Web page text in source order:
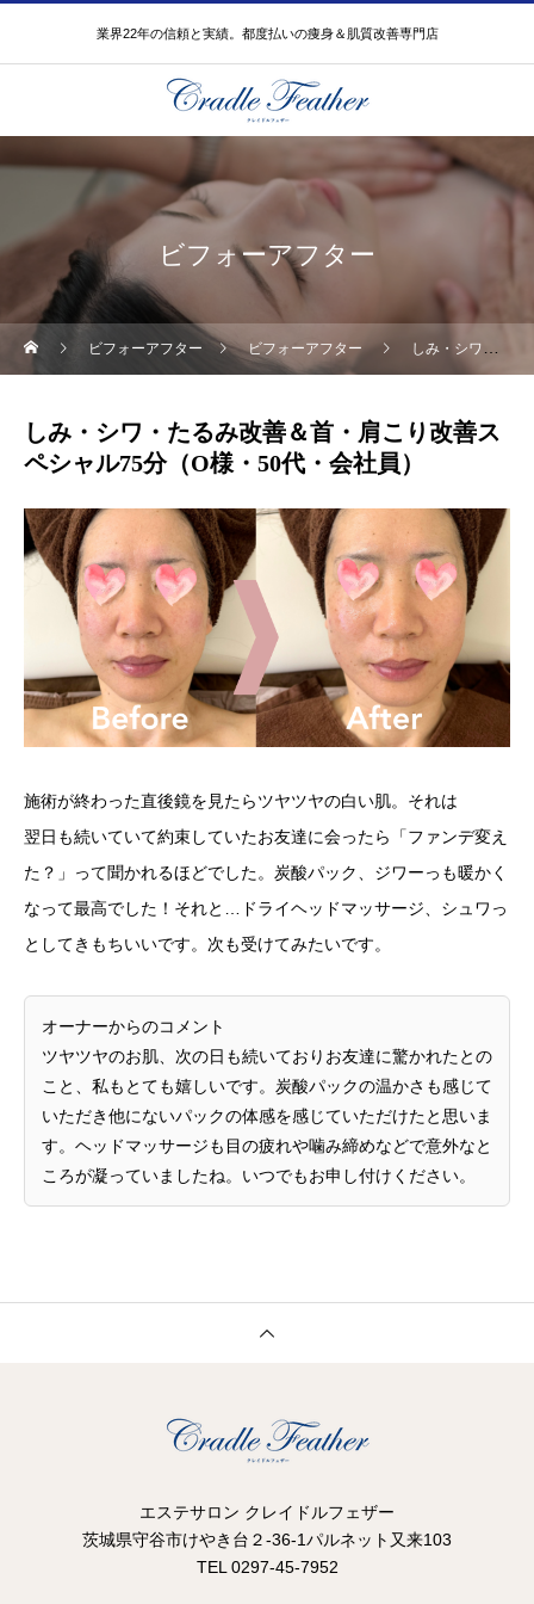
業界22年の信頼と実績。都度払いの痩身＆肌質改善専門店
ビフォーアフター
ビフォーアフター ビフォーアフター しみ・シワ・たるみ改善＆首・肩こり改善スペシャル75分（O様・50代・会社員）
しみ・シワ・たるみ改善＆首・肩こり改善ス
ペシャル75分（O様・50代・会社員）
施術が終わった直後鏡を見たらツヤツヤの白い肌。それは
翌日も続いていて約束していたお友達に会ったら「ファンデ変え
た？」って聞かれるほどでした。炭酸パック、ジワーっも暖かく
なって最高でした！それと…ドライヘッドマッサージ、シュワっ
としてきもちいいです。次も受けてみたいです。
オーナーからのコメント
ツヤツヤのお肌、次の日も続いておりお友達に驚かれたとの
こと、私もとても嬉しいです。炭酸パックの温かさも感じて
いただき他にないパックの体感を感じていただけたと思いま
す。ヘッドマッサージも目の疲れや噛み締めなどで意外なと
ころが凝っていましたね。いつでもお申し付けください。
エステサロン クレイドルフェザー
茨城県守谷市けやき台２-36-1パルネット又来103
TEL 0297-45-7952